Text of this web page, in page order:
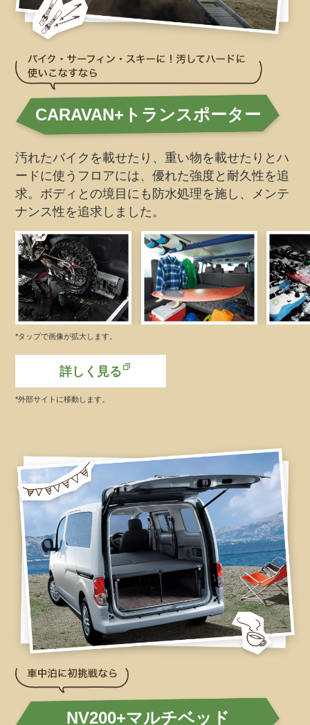
CARAVAN+トランスポーター
汚れたバイクを載せたり、重い物を載せたりとハ
ードに使うフロアには、優れた強度と耐久性を追
求。ボディとの境目にも防水処理を施し、メンテ
ナンス性を追求しました。
*タップで画像が拡大します。
詳しく見る
*外部サイトに移動します。
NV200+マルチベッド